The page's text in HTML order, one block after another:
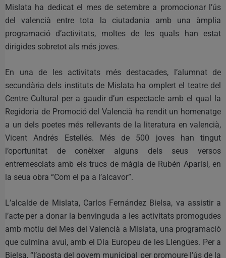
Mislata ha dedicat el mes de setembre a promocionar l’ús
del valencià entre tota la ciutadania amb una àmplia
programació d’activitats, moltes de les quals han estat
dirigides sobretot als més joves.
En una de les activitats més destacades, l’alumnat de
secundària dels instituts de Mislata ha omplert el teatre del
Centre Cultural per a gaudir d’un espectacle amb el qual la
Regidoria de Promoció del Valencià ha rendit un homenatge
a un dels poetes més rellevants de la literatura en valencià,
Vicent Andrés Estellés. Més de 500 joves han tingut
l’oportunitat de conèixer alguns dels seus versos
entremesclats amb els trucs de màgia de Rubén Aparisi, en
la seua obra “Com el pa a l’alcavor”.
L’alcalde de Mislata, Carlos Fernández Bielsa, va assistir a
l’acte per a donar la benvinguda a les activitats promogudes
amb motiu del Mes del Valencià a Mislata, una programació
que culmina avui, amb el Dia Europeu de les Llengües. Per a
Bielsa, “l’aposta del govern municipal per promoure l’ús de la